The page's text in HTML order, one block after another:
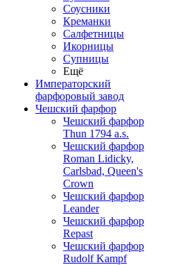
Соусники
Креманки
Салфетницы
Икорницы
Супницы
Ещё
Императорский
фарфоровый завод
Чешский фарфор
Чешский фарфор
Thun 1794 a.s.
Чешский фарфор
Roman Lidicky,
Carlsbad, Queen's
Crown
Чешский фарфор
Leander
Чешский фарфор
Repast
Чешский фарфор
Rudolf Kampf